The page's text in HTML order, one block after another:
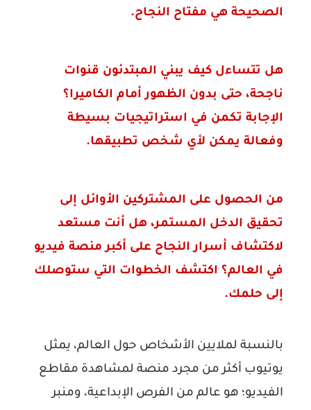
الصحيحة هي مفتاح النجاح.
هل تتساءل كيف يبني المبتدئون قنوات
ناجحة، حتى بدون الظهور أمام الكاميرا؟
الإجابة تكمن في استراتيجيات بسيطة
وفعالة يمكن لأي شخص تطبيقها.
من الحصول على المشتركين الأوائل إلى
تحقيق الدخل المستمر، هل أنت مستعد
لاكتشاف أسرار النجاح على أكبر منصة فيديو
في العالم؟ اكتشف الخطوات التي ستوصلك
إلى حلمك.
بالنسبة لملايين الأشخاص حول العالم، يمثل
يوتيوب أكثر من مجرد منصة لمشاهدة مقاطع
الفيديو؛ هو عالم من الفرص الإبداعية، ومنبر